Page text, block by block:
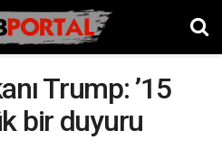
Trump: ’15
bir duyuru